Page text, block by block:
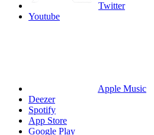
Twitter
Youtube
Apple Music
Deezer
Spotify
App Store
Google Play